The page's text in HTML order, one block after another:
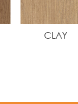
CLAY